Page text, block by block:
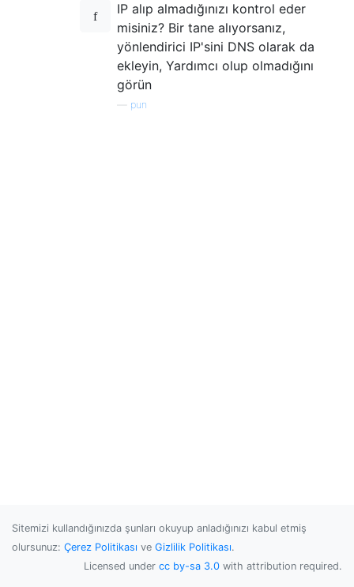
IP alıp almadığınızı kontrol eder
misiniz? Bir tane alıyorsanız,
yönlendirici IP'sini DNS olarak da
ekleyin, Yardımcı olup olmadığını
görün
pun
Sitemizi kullandığınızda şunları okuyup anladığınızı kabul etmiş
olursunuz: Çerez Politikası ve Gizlilik Politikası.
Licensed under cc by-sa 3.0 with attribution required.